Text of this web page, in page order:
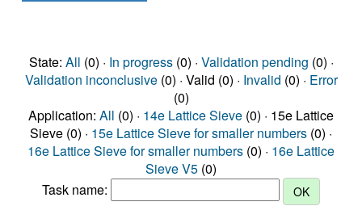
State: All (0) · In progress(0) · Validation pending (0) ·
Validation inconclusive(0) · Valid (0) · Invalid (0) · Error
(0)
Application: All (0) · 14e Lattice Sieve (0) · 15e Lattice
Sieve (0) · 15e Lattice Sieve for smaller numbers (0) ·
16e Lattice Sieve for smaller numbers (0) · 16e Lattice
Sieve V5 (0)
Task name: